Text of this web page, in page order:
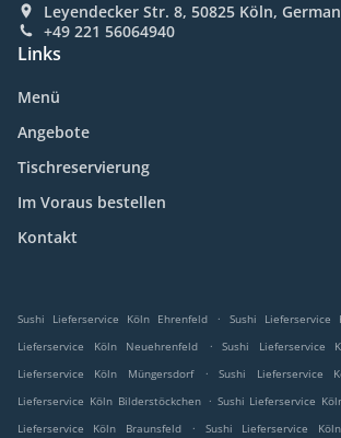
Leyendecker Str. 8, 50825 Köln,
+49 221 56064940
Links
Menü
Angebote
Tischreservierung
Im Voraus bestellen
Kontakt
Sushi Lieferservice Köln Ehrenfeld . Sushi Lieferservice
Lieferservice Köln Neuehrenfeld
. Sushi Lieferservice
Lieferservice Köln Müngersdorf
. Sushi Lieferservice
Lieferservice Köln Bilderstöckchen . Sushi Lieferservice
Lieferservice Köln Braunsfeld
. Sushi Lieferservice